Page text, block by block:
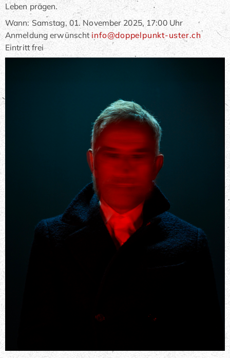
Leben prägen.
Wann: Samstag, 01. November 2025, 17:00 Uhr
Anmeldung erwünschtinfo@doppelpunkt-uster.ch
Eintritt frei